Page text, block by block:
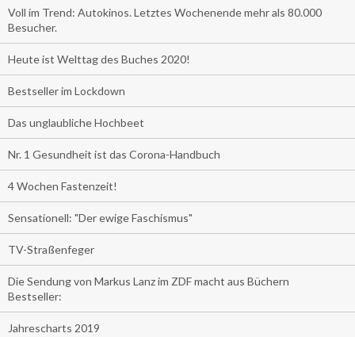
Voll im Trend: Autokinos. Letztes Wochenende mehr als 80.000
Besucher.
Heute ist Welttag des Buches 2020!
Bestseller im Lockdown
Das unglaubliche Hochbeet
Nr. 1 Gesundheit ist das Corona-Handbuch
4 Wochen Fastenzeit!
Sensationell: "Der ewige Faschismus"
TV-Straßenfeger
Die Sendung von Markus Lanz im ZDF macht aus Büchern
Bestseller:
Jahrescharts 2019